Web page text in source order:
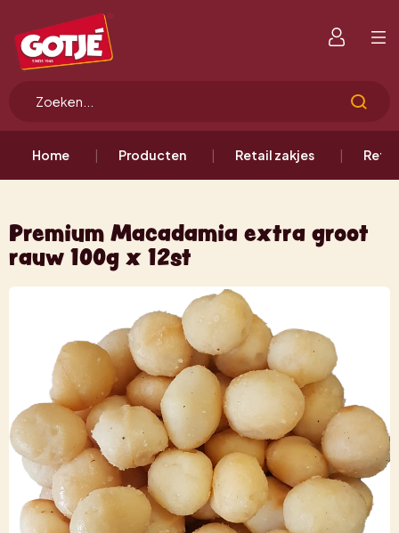
Home Producten Retail zakjes
Premium Macadamia extra groot
rauw 100g x 12st